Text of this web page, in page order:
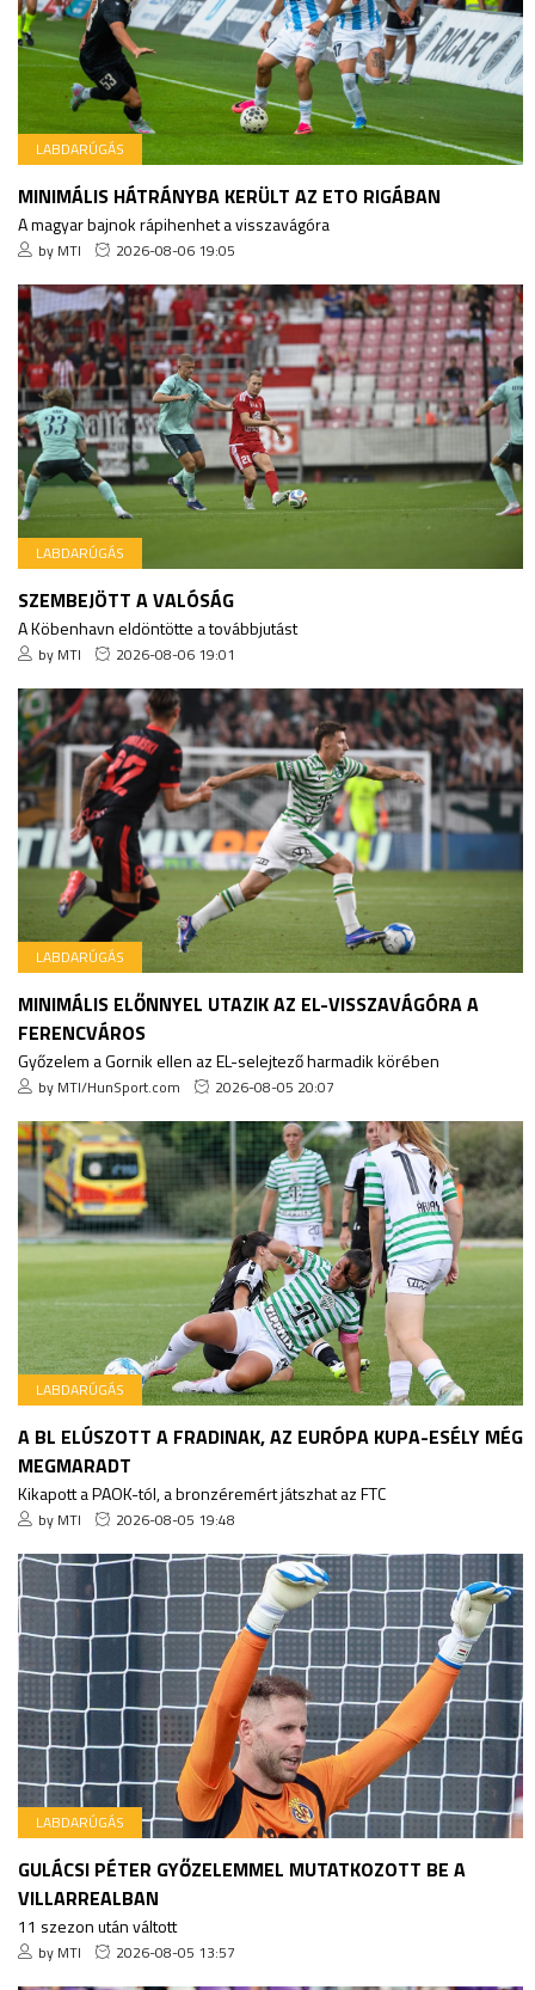
LABDARÚGÁS
MINIMÁLIS HÁTRÁNYBA KERÜLT AZ ETO RIGÁBAN
A magyar bajnok rápihenhet a visszavágóra
by MTI 2026-08-06 19:05
LABDARÚGÁS
SZEMBEJÖTT A VALÓSÁG
A Köbenhavn eldöntötte a továbbjutást
by MTI 2026-08-06 19:01
LABDARÚGÁS
MINIMÁLIS ELŐNNYEL UTAZIK AZ EL-VISSZAVÁGÓRA A
FERENCVÁROS
Győzelem a Gornik ellen az EL-selejtező harmadik körében
by MTI/HunSport.com 2026-08-05 20:07
LABDARÚGÁS
A BL ELÚSZOTT A FRADINAK, AZ EURÓPA KUPA-ESÉLY MÉG
MEGMARADT
Kikapott a PAOK-tól, a bronzéremért játszhat az FTC
by MTI 2026-08-05 19:48
LABDARÚGÁS
GULÁCSI PÉTER GYŐZELEMMEL MUTATKOZOTT BE A
VILLARREALBAN
11 szezon után váltott
by MTI 2026-08-05 13:57